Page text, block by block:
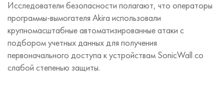
Исследователи безопасности полагают, что операторы
программы-вымогателя Akira использовали
крупномасштабные автоматизированные атаки с
подбором учетных данных для получения
первоначального доступа к устройствам SonicWall со
слабой степенью защиты.